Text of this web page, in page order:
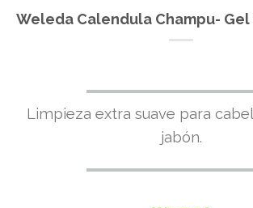
Weleda Calendula Champu- Gel
Limpieza extra suave para
jabón.